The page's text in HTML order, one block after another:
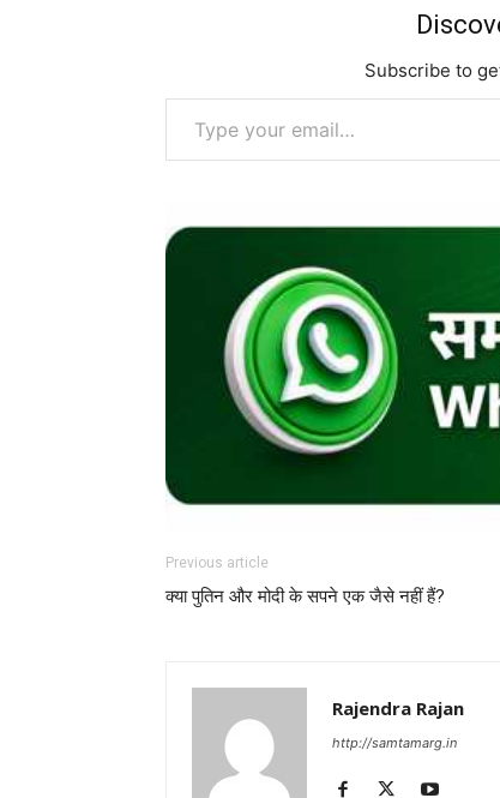
Subscribe to
Type your email…
Previous article
क्या पुतिन और मोदी के सपने एक जैसे नहीं हैं?
Rajendra Rajan
http://samtamarg.in